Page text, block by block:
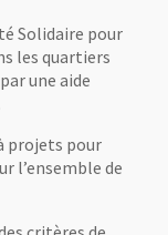
Solidaire pour
les quartiers
une aide
projets pour
l’ensemble de